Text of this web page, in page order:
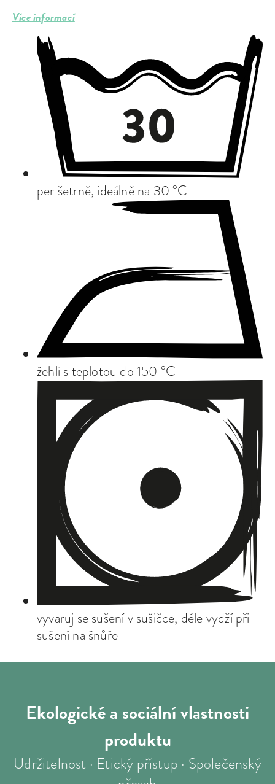
Více informací
per šetrně, ideálně na 30 °C
žehli s teplotou do 150 °C
vyvaruj se sušení v sušičce, déle vydží při
sušení na šnůře
Ekologické a sociálnívlastnosti
produktu
Udržitelnost · Etický přístup · Společenský